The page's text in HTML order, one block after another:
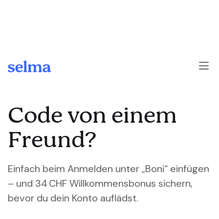
Code von einem
Freund?
Einfach beim Anmelden unter „Boni“ einfügen
– und 34 CHF Willkommensbonus sichern,
bevor du dein Konto auflädst.